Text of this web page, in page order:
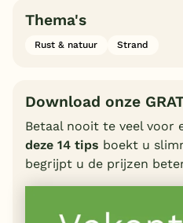
Thema's
Rust & natuur Strand
Download onze
Betaal nooit te veel voor
deze 14 tips boekt u
begrijpt u de prijzen